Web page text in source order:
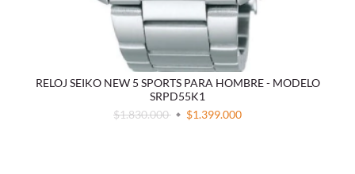
RELOJ SEIKO NEW 5 SPORTS PARA HOMBRE - MODELO
SRPD55K1
$1.830.000
$1.399.000